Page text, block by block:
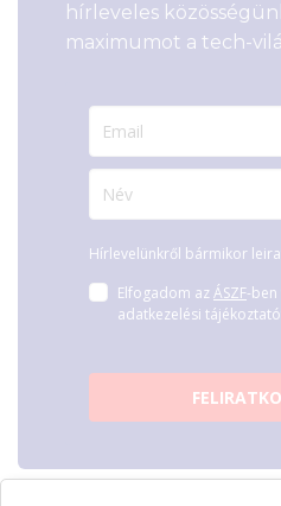
hírleveles
maximumot a tech-
Hírlevelünkről bármikor
Elfogadom az ÁSZF-
adatkezelési